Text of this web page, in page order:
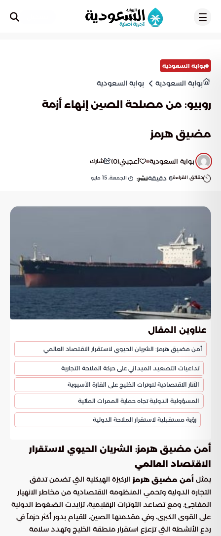
بوابة السعودية
بوابة السعودية بوابة السعودية
روبيو: من مصلحة الصين إنهاء أزمة
مضيق هرمز
بوابة السعودية أعجبني(
0
) شارك
دقائق القراءة6 دقيقةنشر: الجمعة, 15 مايو
عناوين المقال
أمن مضيق هرمز: الشريان الحيوي لاستقرار الاقتصاد العالمي
تداعيات التصعيد الميداني على حركة الملاحة التجارية
الآثار الاقتصادية لتوترات الخليج على القارة الآسيوية
المسؤولية الدولية تجاه حماية الممرات المائية
رؤية مستقبلية لاستقرار الملاحة الدولية
أمن مضيق هرمز: الشريان الحيوي لاستقرار
الاقتصاد العالمي
يمثل أمن مضيق هرمز الركيزة الهيكلية التي تضمن تدفق
التجارة الدولية وتحمي المنظومة الاقتصادية من مخاطر الانهيار
المفاجئ. ومع تصاعد التوترات الإقليمية، تزايدت الضغوط الدولية
على القوى الكبرى، وفي مقدمتها الصين، للقيام بدور أكثر حزماً في
ردع الأنشطة التي تزعزع استقرار منطقة الخليج وتهدد سلامة